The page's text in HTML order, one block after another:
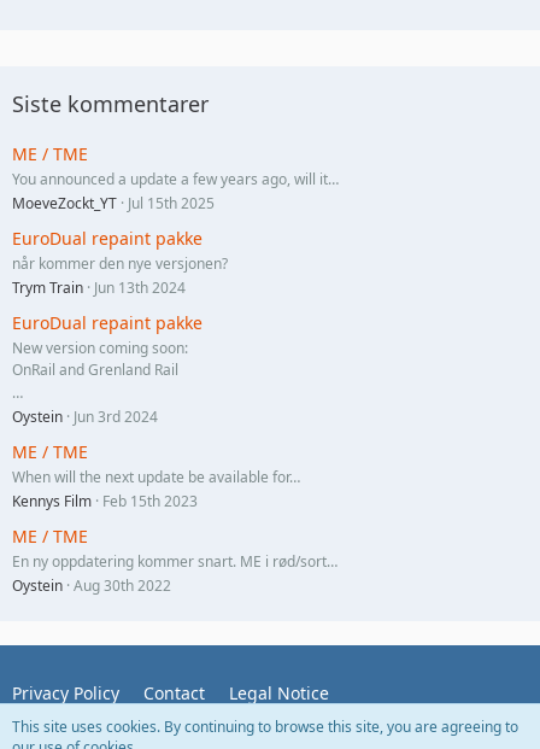
Siste kommentarer
ME / TME
You announced a update a few years ago, will it…
MoeveZockt_YT Jul 15th 2025
EuroDual repaint pakke
når kommer den nye versjonen?
Trym Train Jun 13th 2024
EuroDual repaint pakke
New version coming soon:
OnRail and Grenland Rail
…
Oystein Jun 3rd 2024
ME / TME
When will the next update be available for…
Kennys Film Feb 15th 2023
ME / TME
En ny oppdatering kommer snart. ME i rød/sort…
Oystein Aug 30th 2022
Privacy Policy Contact Legal Notice
This site uses cookies. By continuing to browse this site, you are agreeing to